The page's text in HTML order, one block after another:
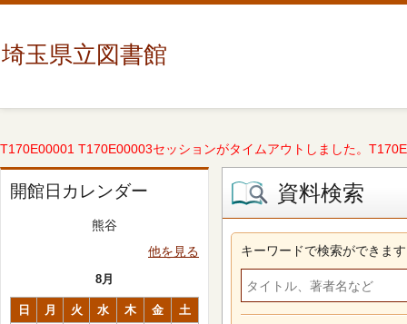
埼玉県立図書館
T170E00001 T170E00003セッションがタイムアウトしました。
開館日カレンダー
熊谷
他を見る
8月
日 月 火 水 木 金 土
資料検索
キーワードで検索ができます